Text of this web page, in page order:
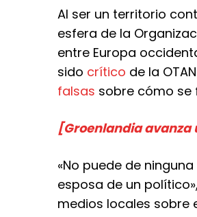
Al ser un territorio
esfera de la
entre Europa
sido crítico de la
falsas sobre cómo se
[Groenlandia
«No puede de
esposa de un
medios locales sobre